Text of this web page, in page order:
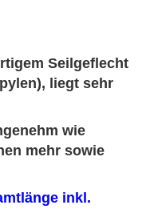
Seilgeflecht
liegt sehr
wie
mehr sowie
inkl.